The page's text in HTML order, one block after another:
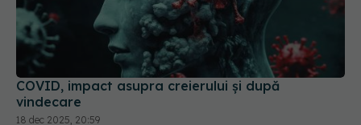
COVID, impact asupra creierului și după
vindecare